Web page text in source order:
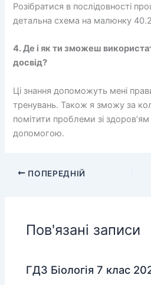
Розібратися в послідовності
детальна схема на малюнку
4. Де і як ти зможеш
досвід?
Ці знання допоможуть мені
тренувань. Також я зможу за
помітити проблеми зі здоров’ям
допомогою.
ПОПЕРЕДНІЙ
Пов'язані записи
ГДЗ Біологія 7 клас